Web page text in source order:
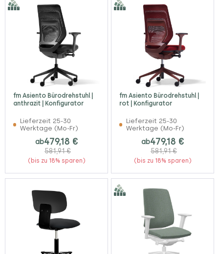
fm Asiento Bürodrehstuhl |
anthrazit | Konfigurator
Lieferzeit 25-30
Werktage (Mo-Fr)
ab479,18 €
581,91 €
(bis zu 18% sparen)
fm Asiento Bürodrehstuhl |
rot | Konfigurator
Lieferzeit 25-30
Werktage (Mo-Fr)
ab479,18 €
581,91 €
(bis zu 18% sparen)